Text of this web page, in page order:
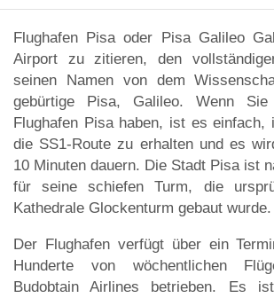
Flughafen Pisa oder Pisa Galileo
Airport zu zitieren, den
seinen Namen von dem
gebürtige Pisa, Galileo. Wenn Sie
Flughafen Pisa haben, ist es einfach,
die SS1-Route zu erhalten und es
10 Minuten dauern. Die Stadt Pisa ist
für seine schiefen Turm, die
Kathedrale Glockenturm gebaut wurde.
Der Flughafen verfügt über ein
Hunderte von wöchentlichen
Budobtain Airlines betrieben. Es